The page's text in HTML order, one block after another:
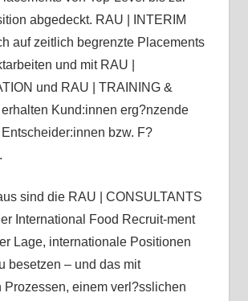
abgedeckt. RAU | INTERIM
auf zeitlich begrenzte Placements
und mit RAU |
und RAU | TRAINING &
Kund:innen erg?nzende
bzw. F?
sind die RAU | CONSULTANTS
International Food Recruit-ment
Lage, internationale Positionen
besetzen – und das mit
Prozessen, einem verl?sslichen